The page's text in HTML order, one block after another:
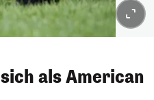
als American